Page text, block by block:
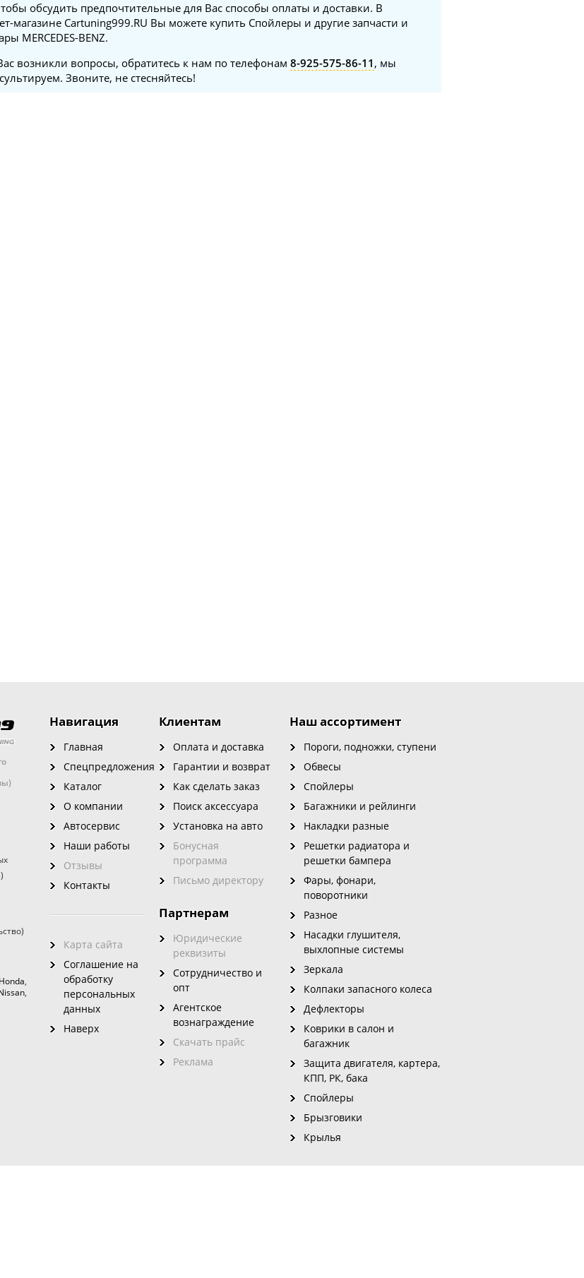
обсудить предпочтительные для Вас способы оплаты и доставки. В
магазине Cartuning999.RU Вы можете купить Спойлеры и другие запчасти и
MERCEDES-BENZ.
возникли вопросы, обратитесь к нам по телефонам 8-925-575-86-11 , мы
Звоните, не стесняйтесь!
Honda,
,
Наш ассортимент
Пороги, подножки, ступени
Обвесы
Спойлеры
Багажники и рейлинги
Накладки разные
Решетки радиатора и
решетки бампера
Фары, фонари,
поворотники
Разное
Насадки глушителя,
выхлопные системы
Зеркала
Колпаки запасного колеса
Дефлекторы
Коврики в салон и
багажник
Защита двигателя, картера,
КПП, РК, бака
Спойлеры
Брызговики
Крылья
Навигация
Главная
Спецпредложения
Каталог
О компании
Автосервис
Наши работы
Отзывы
Контакты
Карта сайта
Соглашение на
обработку
персональных
данных
Наверх
Клиентам
Оплата и доставка
Гарантии и возврат
Как сделать заказ
Поиск аксессуара
Установка на авто
Бонусная
программа
Письмо директору
Партнерам
Юридические
реквизиты
Сотрудничество и
опт
Агентское
вознаграждение
Скачать прайс
Реклама